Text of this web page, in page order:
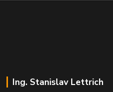
Ing. Stanislav Lettrich